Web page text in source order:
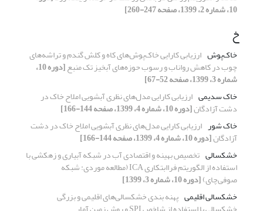
10، شماره 2، 1399، صفحه 247-260]
خ
خاک‌پوش‌ ارزیابی کارایی خاک‌پوش‌های کاه و کلش گندم و تراشه‌های
چوب در کاهش رواناب و رسوب حوزه‌های آبخیز تک منبع [دوره 10،
شماره 3، 1399، صفحه 52-67]
خاک سدیمی ارزیابی کارایی مدل‌های نظری آبشویی املاح خاک در
دشت آزادگان[دوره 10، شماره 4، 1399، صفحه 144-166]
خاک‌ شور ارزیابی کارایی مدل‌های نظری آبشویی املاح خاک در دشت
آزادگان[دوره 10، شماره 4، 1399، صفحه 144-166]
خشکسالی تخصیص بهینه و اقتصادی آب در شبکه آبیاری و زهکشی با
استفاده از الگوریتم فراابتکاری ICA (مطالعه موردی: شبکه
صوفی‌چای)[دوره 10، شماره 3، 1399]
خشکسالی اقلیمی پهنه بندی خشکسالی‌های اقلیمی و بزرگی